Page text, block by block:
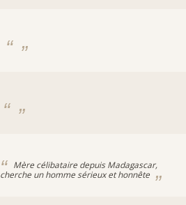
Mère célibataire depuis Madagascar,
cherche un homme sérieux et honnête